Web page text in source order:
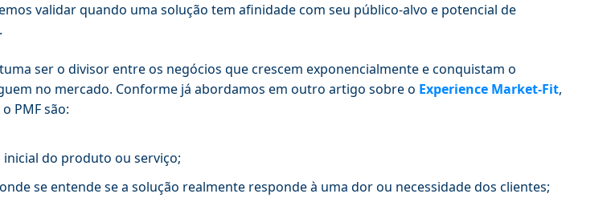
validar quando uma solução tem afinidade com seu público-alvo e potencial de
ser o divisor entre os negócios que crescem exponencialmente e conquistam o
no mercado. Conforme já abordamos em outro artigo sobre o Experience Market-Fit,
PMF são:
inicial do produto ou serviço;
se entende se a solução realmente responde à uma dor ou necessidade dos clientes;